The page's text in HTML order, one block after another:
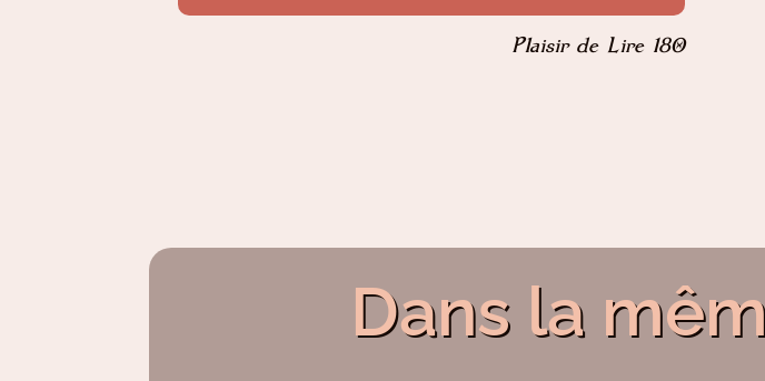
Plaisir de Lire 180
Dans la